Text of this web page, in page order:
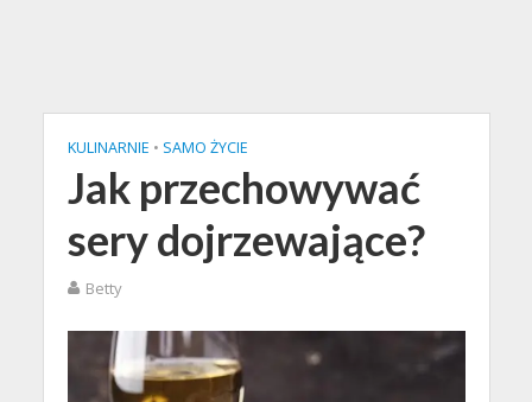
KULINARNIE • SAMO ŻYCIE
Jak przechowywać
sery dojrzewające?
Betty